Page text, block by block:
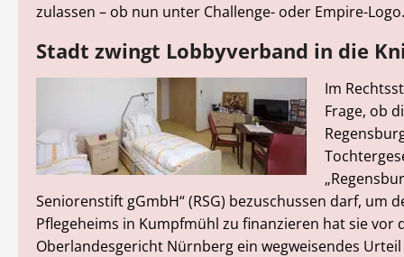
zulassen – ob nun unter Challenge- oder Empire-Logo.
Stadt zwingt Lobbyverband in die
Im
Frage, ob
Seniorenstift gGmbH“ (RSG) bezuschussen darf, um
Pflegeheims in Kumpfmühl zu finanzieren hat sie vor
Oberlandesgericht Nürnberg ein wegweisendes